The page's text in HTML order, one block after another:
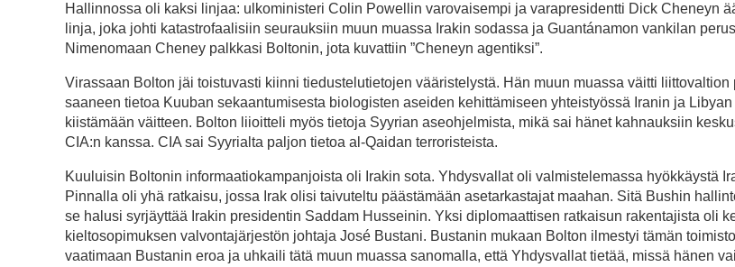
Hallinnossa oli kaksi linjaa: ulkoministeri Colin Powellin varovaisempi ja varapresidentti Dick Cheneyn
linja, joka johti katastrofaalisiin seurauksiin muun muassa Irakin sodassa ja Guantánamon vankilan
Nimenomaan Cheney palkkasi Boltonin, jota kuvattiin ”Cheneyn agentiksi”.
Virassaan Bolton jäi toistuvasti kiinni tiedustelutietojen vääristelystä. Hän muun muassa väitti liittovaltion
saaneen tietoa Kuuban sekaantumisesta biologisten aseiden kehittämiseen yhteistyössä Iranin ja
kiistämään väitteen. Bolton liioitteli myös tietoja Syyrian aseohjelmista, mikä sai hänet kahnauksiin
CIA:n kanssa. CIA sai Syyrialta paljon tietoa al-Qaidan terroristeista.
Kuuluisin Boltonin informaatiokampanjoista oli Irakin sota. Yhdysvallat oli valmistelemassa hyökkäystä
Pinnalla oli yhä ratkaisu, jossa Irak olisi taivuteltu päästämään asetarkastajat maahan. Sitä Bushin
se halusi syrjäyttää Irakin presidentin Saddam Husseinin. Yksi diplomaattisen ratkaisun rakentajista oli
kieltosopimuksen valvontajärjestön johtaja José Bustani. Bustanin mukaan Bolton ilmestyi tämän
vaatimaan Bustanin eroa ja uhkaili tätä muun muassa sanomalla, että Yhdysvallat tietää, missä hänen